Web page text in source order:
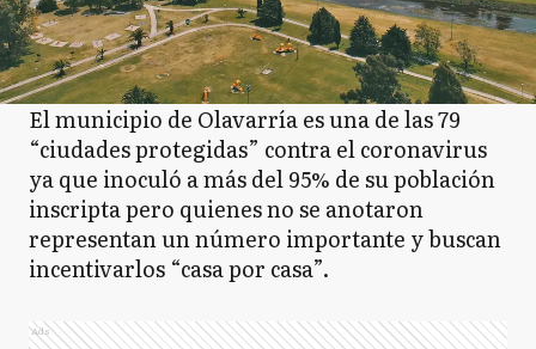
El municipio de Olavarría es una de las 79
“ciudades protegidas” contra el coronavirus
ya que inoculó a más del 95% de su población
inscripta pero quienes no se anotaron
representan un número importante y buscan
incentivarlos “casa por casa”.
Ads